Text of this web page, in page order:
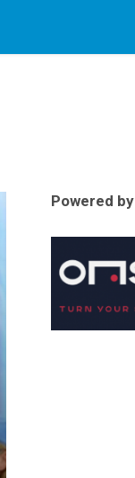
Powered by